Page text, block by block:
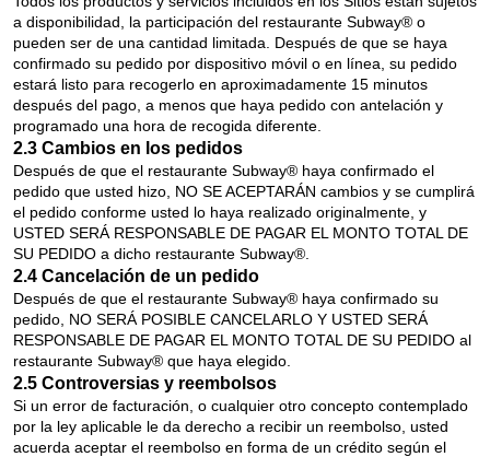
a disponibilidad, la participación del restaurante Subway® o
pueden ser de una cantidad limitada. Después de que se haya
confirmado su pedido por dispositivo móvil o en línea, su pedido
estará listo para recogerlo en aproximadamente 15 minutos
después del pago, a menos que haya pedido con antelación y
programado una hora de recogida diferente.
2.3 Cambios en los pedidos
Después de que el restaurante Subway® haya confirmado el
pedido que usted hizo, NO SE ACEPTARÁN cambios y se cumplirá
el pedido conforme usted lo haya realizado originalmente, y
USTED SERÁ RESPONSABLE DE PAGAR EL MONTO TOTAL DE
SU PEDIDO a dicho restaurante Subway®.
2.4 Cancelación de un pedido
Después de que el restaurante Subway® haya confirmado su
pedido, NO SERÁ POSIBLE CANCELARLO Y USTED SERÁ
RESPONSABLE DE PAGAR EL MONTO TOTAL DE SU PEDIDO al
restaurante Subway® que haya elegido.
2.5 Controversias y reembolsos
Si un error de facturación, o cualquier otro concepto contemplado
por la ley aplicable le da derecho a recibir un reembolso, usted
acuerda aceptar el reembolso en forma de un crédito según el